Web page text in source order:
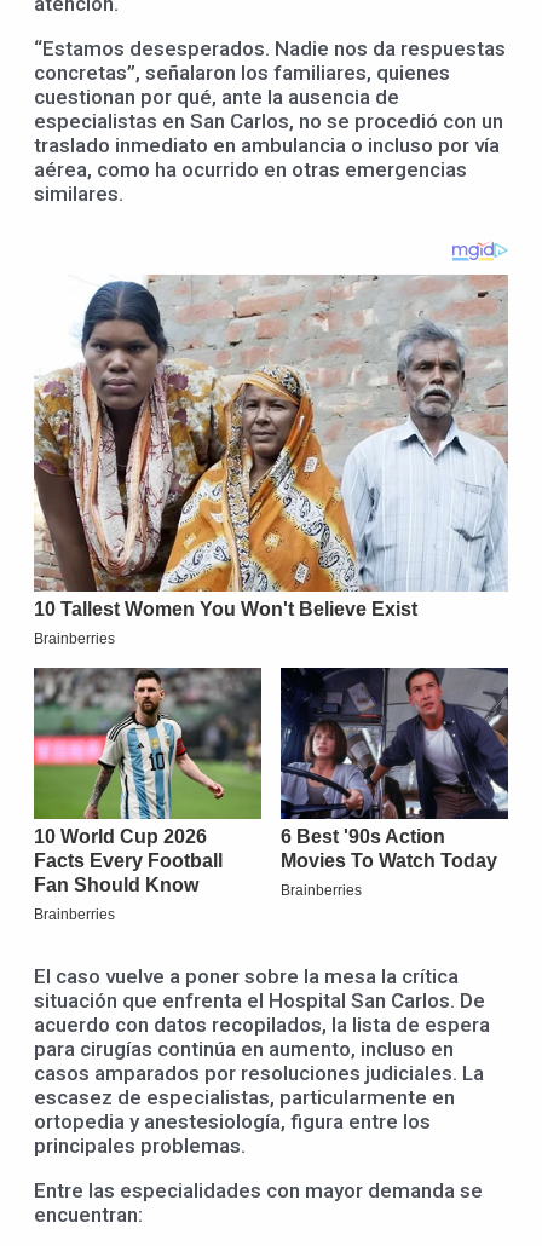
“Estamos desesperados. Nadie nos da respuestas
concretas”, señalaron los familiares, quienes
cuestionan por qué, ante la ausencia de
especialistas en San Carlos, no se procedió con un
traslado inmediato en ambulancia o incluso por vía
aérea, como ha ocurrido en otras emergencias
similares.
El caso vuelve a poner sobre la mesa la crítica
situación que enfrenta el Hospital San Carlos. De
acuerdo con datos recopilados, la lista de espera
para cirugías continúa en aumento, incluso en
casos amparados por resoluciones judiciales. La
escasez de especialistas, particularmente en
ortopedia y anestesiología, figura entre los
principales problemas.
Entre las especialidades con mayor demanda se
encuentran: